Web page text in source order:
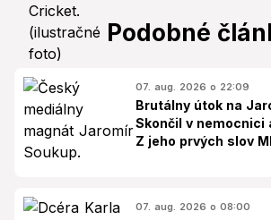
Podobné
07. aug. 2026 o 22:09
Brutálny útok na
Skončil v nemocnici
Z jeho prvých slov
07. aug. 2026 o 08:00